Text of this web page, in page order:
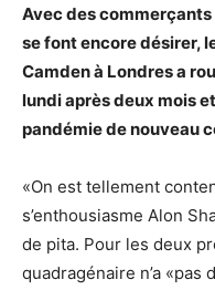
Avec des
se font encore désirer,
Camden à Londres a
lundi après deux mois
pandémie de nouveau
«On est tellement
s’enthousiasme Alon
de pita. Pour les deux
quadragénaire n’a «pas